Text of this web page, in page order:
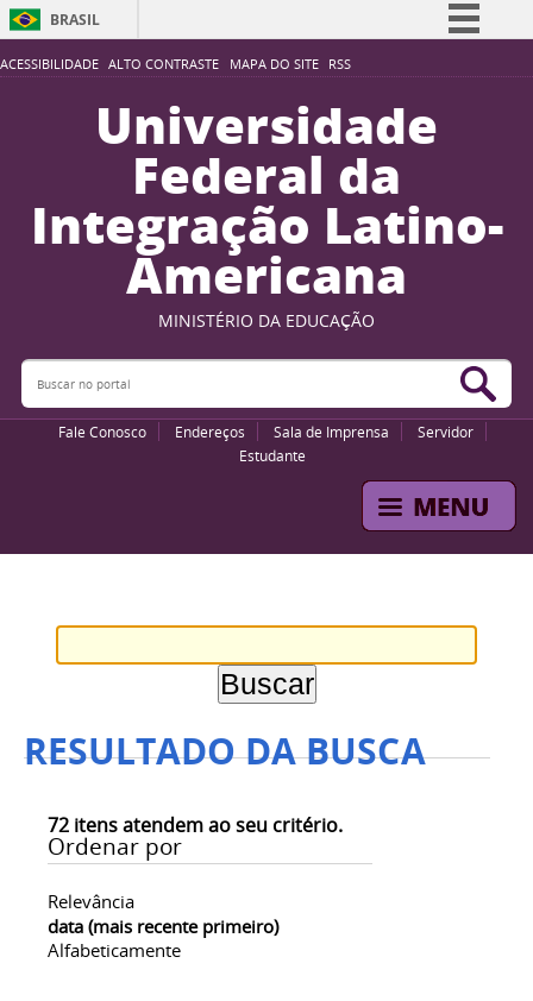
ACESSIBILIDADE ALTO CONTRASTE MAPA DO SITE RSS
BRASIL
Simplifique!
Participe
Acesso à informação
Legislação
Canais
Universidade
Federal da
Integração Latino-
Americana
MINISTÉRIO DA EDUCAÇÃO
Buscar no portal
Fale Conosco Endereços Sala de Imprensa
Servidor
Estudante
RESULTADO DA BUSCA
72 itens atendem ao seu critério.
Ordenar por
Relevância
data (mais recente primeiro)
Alfabeticamente